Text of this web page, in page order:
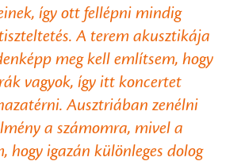
így ott fellépni mindig
A terem akusztikája
meg kell említsem, hogy
vagyok, így itt koncertet
Ausztriában zenélni
a számomra, mivel a
hogy igazán különleges dolog